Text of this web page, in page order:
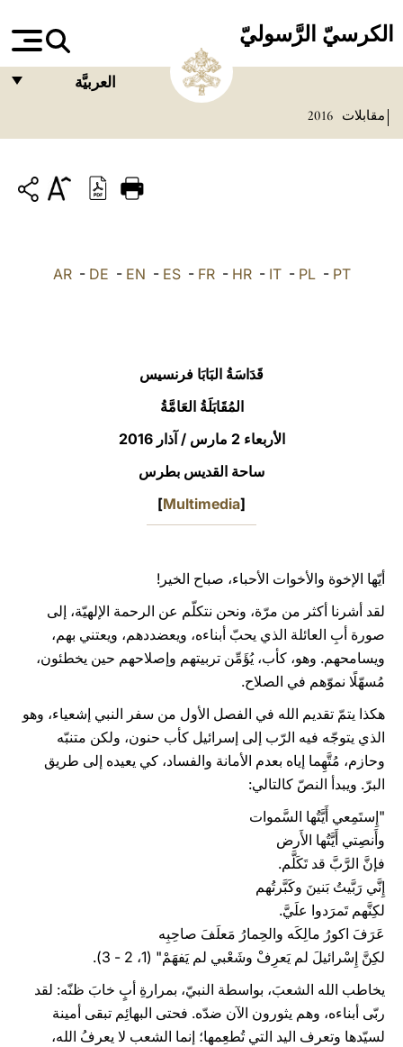
الكرسيّ الرَّسوليّ
العربيَّة
ITALIANO
مقابلات 2016
AR- DE - EN - ES- FR- HR- IT- PL- PT
قَدَاسَةُ البَابَا فرنسيس
المُقَابَلَةُ العَامَّةُ
الأربعاء 2 مارس / آذار 2016
ساحة القديس بطرس
[
Multimedia
]
أيّها الإخوة والأخوات الأحباء، صباح الخير!
لقد أشرنا أكثر من مرّة، ونحن نتكلّم عن الرحمة الإلهيّة، إلى
صورة أبِ العائلة الذي يحبّ أبناءه، ويعضددهم، ويعتني بهم،
ويسامحهم. وهو، كأب، يُؤَمِّن تربيتهم وإصلاحهم حين يخطئون،
مُسهّلًا نموّهم في الصلاح.
هكذا يتمّ تقديم الله في الفصل الأول من سفر النبي إشعياء، وهو
الذي يتوجّه فيه الرّب إلى إسرائيل كأب حنون، ولكن متنبّه
وحازم، مُتَّهِما إياه بعدم الأمانة والفساد، كي يعيده إلى طريق
البرّ. ويبدأ النصّ كالتالي:
"إِستَمِعي أَيَّتُها السَّموات
وأَنصِتي أَيَّتُها الأَرض
فإنَّ الرَّبَّ قد تَكَلَّم.
إِنَّي رَبَّيتُ بَنينَ وكَبَّرتُهم
لكِنَّهم تَمرَدوا علَيَّ.
عَرَفَ اكورُ مالِكَه والحِمارُ مَعلَفَ صاحِبِه
لكِنَّ إِسْرائيلَ لم يَعرِفْ وشَعْبي لم يَفهَمْ" (1، 2 - 3).
يخاطب الله الشعبَ، بواسطة النبيّ، بمرارةِ أبٍ خابَ ظنّه: لقد
ربّى أبناءه، وهم يثورون الآن ضدّه. فحتى البهائِم تبقى أمينة
لسيّدها وتعرف اليد التي تُطعِمها؛ إنما الشعب لا يعرفُ الله،